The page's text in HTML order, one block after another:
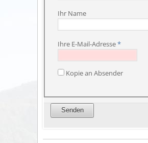
Ihr Name
Ihre E-Mail-Adresse*
Kopie an Absender